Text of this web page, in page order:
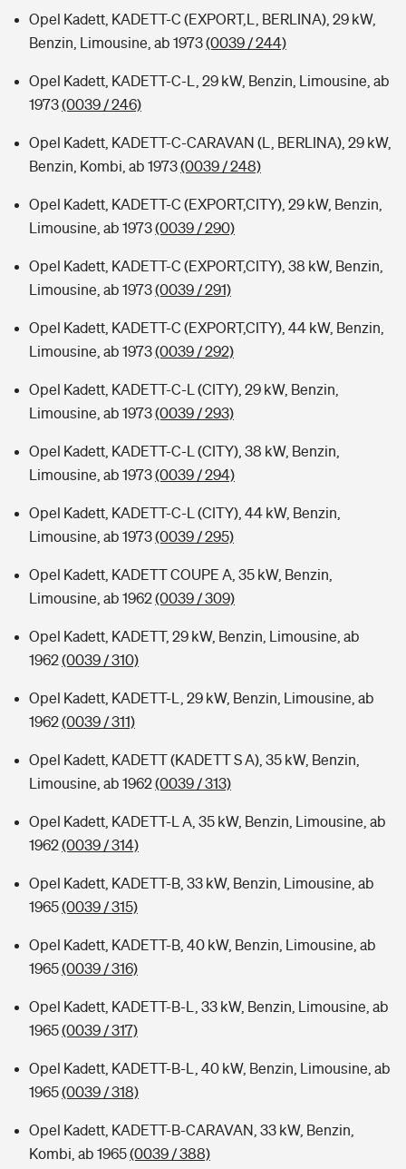
Opel Kadett, KADETT-C (EXPORT,L, BERLINA), 29 kW,
Benzin, Limousine, ab 1973(0039 / 244)
Opel Kadett, KADETT-C-L, 29 kW, Benzin, Limousine, ab
1973(0039 / 246)
Opel Kadett, KADETT-C-CARAVAN (L, BERLINA), 29 kW,
Benzin, Kombi, ab 1973(0039 / 248)
Opel Kadett, KADETT-C (EXPORT,CITY), 29 kW, Benzin,
Limousine, ab 1973(0039 / 290)
Opel Kadett, KADETT-C (EXPORT,CITY), 38 kW, Benzin,
Limousine, ab 1973(0039 / 291)
Opel Kadett, KADETT-C (EXPORT,CITY), 44 kW, Benzin,
Limousine, ab 1973(0039 / 292)
Opel Kadett, KADETT-C-L (CITY), 29 kW, Benzin,
Limousine, ab 1973(0039 / 293)
Opel Kadett, KADETT-C-L (CITY), 38 kW, Benzin,
Limousine, ab 1973(0039 / 294)
Opel Kadett, KADETT-C-L (CITY), 44 kW, Benzin,
Limousine, ab 1973(0039 / 295)
Opel Kadett, KADETT COUPE A, 35 kW, Benzin,
Limousine, ab 1962(0039 / 309)
Opel Kadett, KADETT, 29 kW, Benzin, Limousine, ab
1962(0039 / 310)
Opel Kadett, KADETT-L, 29 kW, Benzin, Limousine, ab
1962(0039 / 311)
Opel Kadett, KADETT (KADETT S A), 35 kW, Benzin,
Limousine, ab 1962(0039 / 313)
Opel Kadett, KADETT-L A, 35 kW, Benzin, Limousine, ab
1962(0039 / 314)
Opel Kadett, KADETT-B, 33 kW, Benzin, Limousine, ab
1965(0039 / 315)
Opel Kadett, KADETT-B, 40 kW, Benzin, Limousine, ab
1965(0039 / 316)
Opel Kadett, KADETT-B-L, 33 kW, Benzin, Limousine, ab
1965(0039 / 317)
Opel Kadett, KADETT-B-L, 40 kW, Benzin, Limousine, ab
1965(0039 / 318)
Opel Kadett, KADETT-B-CARAVAN, 33 kW, Benzin,
Kombi, ab 1965(0039 / 388)